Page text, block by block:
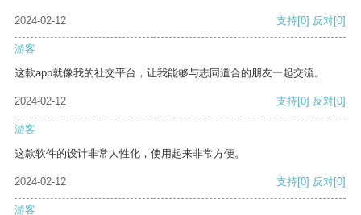
2024-02-12 支持[0] 反对[0]
游客
这款app就像我的社交平台，让我能够与志同道合的朋友一起交流。
2024-02-12 支持[0] 反对[0]
游客
这款软件的设计非常人性化，使用起来非常方便。
2024-02-12 支持[0] 反对[0]
游客